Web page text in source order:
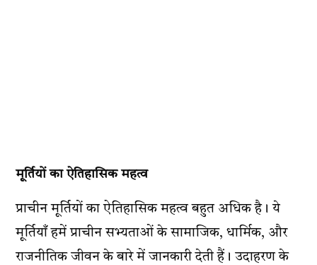
मूर्तियों का ऐतिहासिक महत्व
प्राचीन मूर्तियों का ऐतिहासिक महत्व बहुत अधिक है। ये
मूर्तियाँ हमें प्राचीन सभ्यताओं के सामाजिक, धार्मिक, और
राजनीतिक जीवन के बारे में जानकारी देती हैं। उदाहरण के